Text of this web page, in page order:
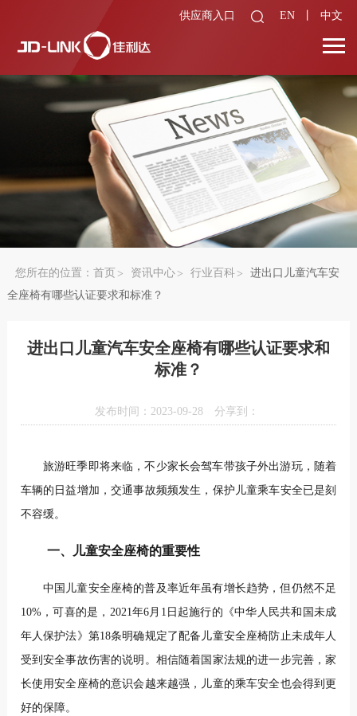
供应商入口 EN 中文
您所在的位置： 首页 资讯中心 行业百科
进出口儿童汽车安
全座椅有哪些认证要求和标准？
进出口儿童汽车安全座椅有哪些认证要求和
标准？
发布时间：2023-09-28 分享到：
旅游旺季即将来临，不少家长会驾车带孩子外出游玩，随着
车辆的日益增加，交通事故频频发生，保护儿童乘车安全已是刻
不容缓。
一、儿童安全座椅的重要性
中国儿童安全座椅的普及率近年虽有增长趋势，但仍然不足
10%，可喜的是，2021年6月1日起施行的《中华人民共和国未成
年人保护法》第18条明确规定了配备儿童安全座椅防止未成年人
受到安全事故伤害的说明。相信随着国家法规的进一步完善，家
长使用安全座椅的意识会越来越强，儿童的乘车安全也会得到更
好的保障。